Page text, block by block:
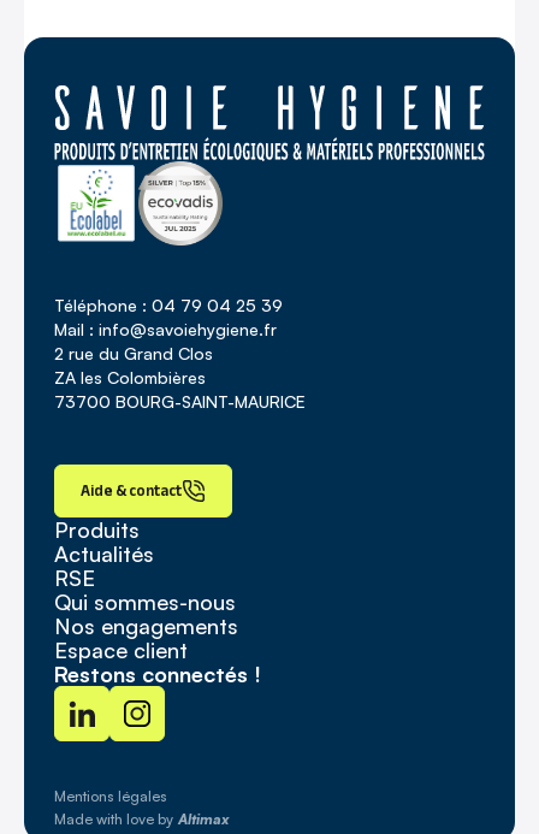
Téléphone : 04 79 04 25 39
Mail : info@savoiehygiene.fr
2 rue du Grand Clos
ZA les Colombières
73700 BOURG-SAINT-MAURICE
Aide & contact
Produits
Actualités
RSE
Qui sommes-nous
Nos engagements
Espace client
Restons connectés !
Mentions légales
Made with love by Altimax